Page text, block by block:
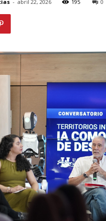
- abril 22, 2026 195 0